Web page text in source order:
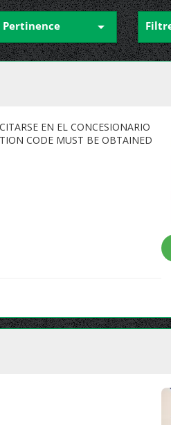

EN EL CONCESIONARIO
CODE MUST BE OBTAINED